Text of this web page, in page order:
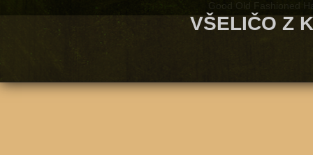
Good Old Fashioned
VŠELIČO Z